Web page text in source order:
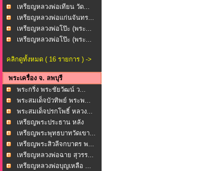
เหรียญหลวงพ่อเทียน วัด...
เหรียญหลวงพ่อแก่นจันทร...
เหรียญหลวงพ่อโป๊ะ (พระ...
เหรียญหลวงพ่อโป๊ะ (พระ...
คลิกดูทั้งหมด ( 16 รายการ ) ->
พระเครื่อง จ. ลพบุรี
พระกริ่ง พระชัยวัฒน์ ว...
พระสมเด็จบัวทิพย์ พระพ...
พระสมเด็จปรกโพธิ์ หลวง...
เหรียญพระประธาน หลัง
หล... เหรียญพระพุทธบาทวัดเขา...
เหรียญพระสิวลีจกบาตร พ...
เหรียญหลวงพ่อฉาย สุวรร...
เหรียญหลวงพ่อบุญเหลือ ...